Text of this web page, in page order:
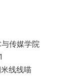
传媒学院
线线喵